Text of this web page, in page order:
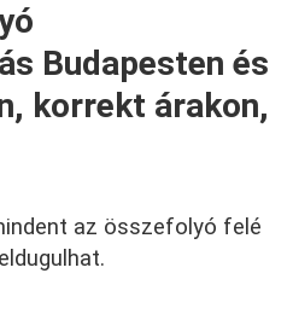
Budapesten és
korrekt árakon,
az összefolyó felé